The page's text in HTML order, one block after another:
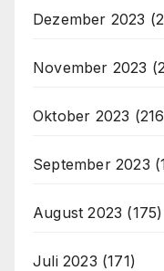
Dezember 2023
November 2023
Oktober 2023
September 2023
August 2023 (175)
Juli 2023 (171)